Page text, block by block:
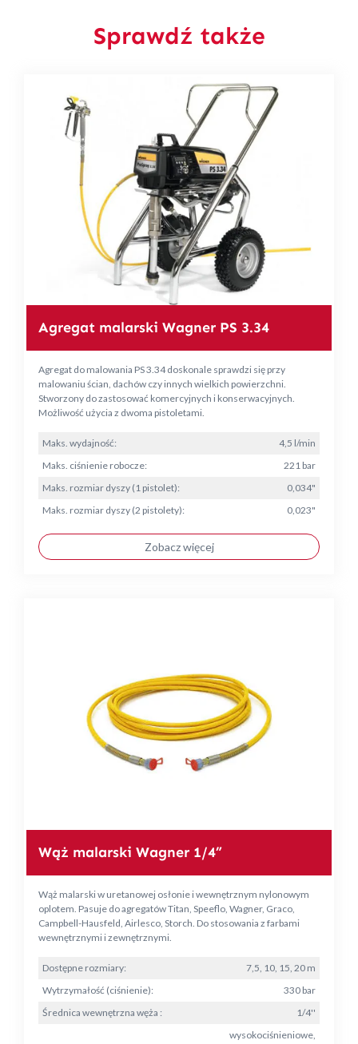
Sprawdź także
Agregat malarski Wagner PS 3.34
Agregat do malowania PS 3.34 doskonale sprawdzi się przy
malowaniu ścian, dachów czy innych wielkich powierzchni.
Stworzony do zastosować komercyjnych i konserwacyjnych.
Możliwość użycia z dwoma pistoletami.
Maks. wydajność:
4,5 l/min
Maks. ciśnienie robocze:
221 bar
Maks. rozmiar dyszy (1 pistolet):
0,034"
Maks. rozmiar dyszy (2 pistolety):
0,023"
Zobacz więcej
Wąż malarski Wagner 1/4”
Wąż malarski w uretanowej osłonie i wewnętrznym nylonowym
oplotem. Pasuje do agregatów Titan, Speeflo, Wagner, Graco,
Campbell-Hausfeld, Airlesco, Storch. Do stosowania z farbami
wewnętrznymi i zewnętrznymi.
Dostępne rozmiary:
7,5, 10, 15, 20 m
Wytrzymałość (ciśnienie):
330 bar
Średnica wewnętrzna węża :
1/4''
wysokociśnieniowe,